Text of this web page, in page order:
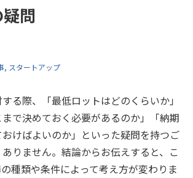
問
スタートアップ
る際、「最低ロットはどのくらいか」
まで決めておく必要があるのか」「納期
けばよいのか」といった疑問を持つご
りません。結論からお伝えすると、こ
種類や条件によって考え方が変わりま